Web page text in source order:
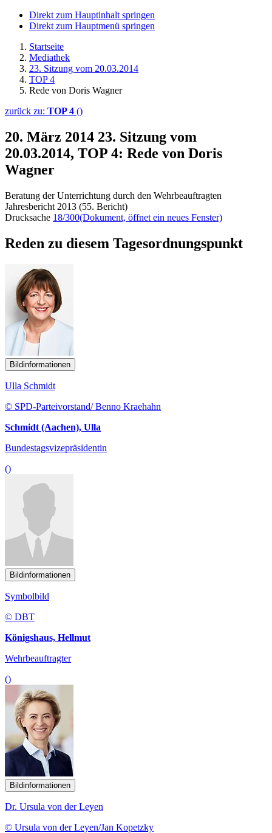
Direkt zum Hauptinhalt springen
Direkt zum Hauptmenü springen
Startseite
Mediathek
23. Sitzung vom 20.03.2014
TOP 4
Rede von Doris Wagner
zurück zu: TOP 4 ()
20. März 2014 23. Sitzung vom
20.03.2014, TOP 4: Rede von Doris
Wagner
Beratung der Unterrichtung durch den Wehrbeauftragten
Jahresbericht 2013 (55. Bericht)
Drucksache 18/300(Dokument, öffnet ein neues Fenster)
Reden zu diesem Tagesordnungspunkt
Bildinformationen
Ulla Schmidt
© SPD-Parteivorstand/ Benno Kraehahn
Schmidt (Aachen), Ulla
Bundestagsvizepräsidentin
()
Bildinformationen
Symbolbild
© DBT
Königshaus, Hellmut
Wehrbeauftragter
()
Bildinformationen
Dr. Ursula von der Leyen
© Ursula von der Leyen/Jan Kopetzky